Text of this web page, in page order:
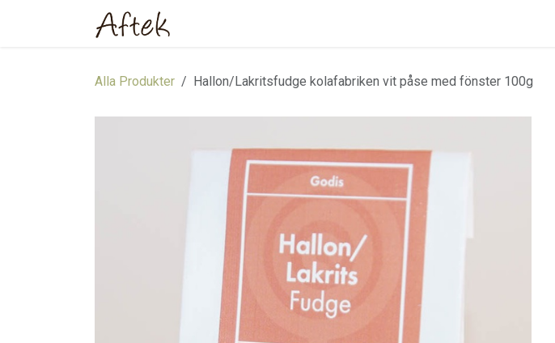
Alla Produkter Hallon/Lakritsfudge kolafabriken vit påse med fönster 100g